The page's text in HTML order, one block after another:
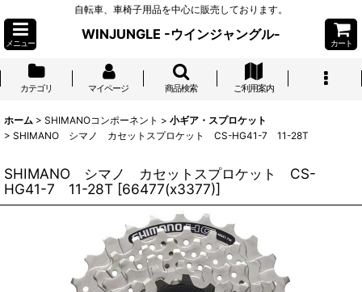
自転車、車椅子用品を中心に販売しております。
メニュー
WINJUNGLE -ウインジャングル-
カート
カテゴリ マイページ 商品検索 ご利用案内
ホーム > SHIMANOコンポーネント > 小ギア・スプロケット
> SHIMANO シマノ カセットスプロケット CS-HG41-7 11-28T
SHIMANO シマノ カセットスプロケット CS-
HG41-7 11-28T [66477(x3377)]